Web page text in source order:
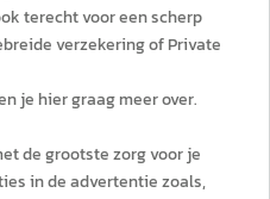
terecht voor een scherp
verzekering of Private
je hier graag meer over.
de grootste zorg voor je
in de advertentie zoals,